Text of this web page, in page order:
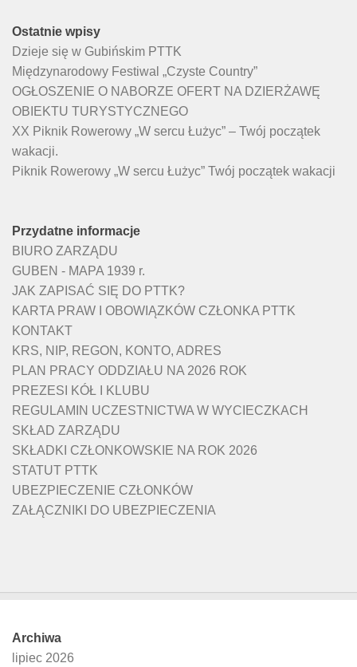
Ostatnie wpisy
Dzieje się w Gubińskim PTTK
Międzynarodowy Festiwal „Czyste Country”
OGŁOSZENIE O NABORZE OFERT NA DZIERŻAWĘ
OBIEKTU TURYSTYCZNEGO
XX Piknik Rowerowy „W sercu Łużyc” – Twój początek
wakacji.
Piknik Rowerowy „W sercu Łużyc” Twój początek wakacji
Przydatne informacje
BIURO ZARZĄDU
GUBEN - MAPA 1939 r.
JAK ZAPISAĆ SIĘ DO PTTK?
KARTA PRAW I OBOWIĄZKÓW CZŁONKA PTTK
KONTAKT
KRS, NIP, REGON, KONTO, ADRES
PLAN PRACY ODDZIAŁU NA 2026 ROK
PREZESI KÓŁ I KLUBU
REGULAMIN UCZESTNICTWA W WYCIECZKACH
SKŁAD ZARZĄDU
SKŁADKI CZŁONKOWSKIE NA ROK 2026
STATUT PTTK
UBEZPIECZENIE CZŁONKÓW
ZAŁĄCZNIKI DO UBEZPIECZENIA
Archiwa
lipiec 2026